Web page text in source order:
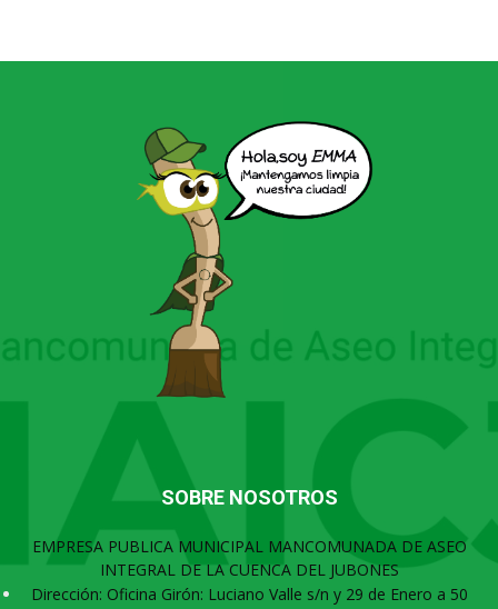
SOBRE NOSOTROS
EMPRESA PUBLICA MUNICIPAL MANCOMUNADA DE ASEO
INTEGRAL DE LA CUENCA DEL JUBONES
Dirección: Oficina Girón: Luciano Valle s/n y 29 de Enero a 50